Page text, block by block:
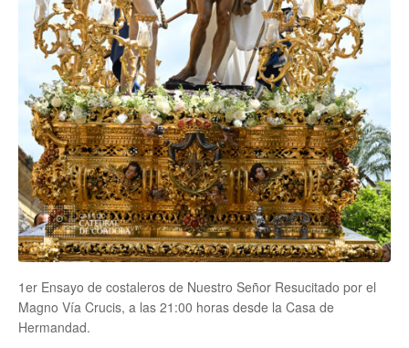
1er Ensayo de costaleros de Nuestro Señor Resucitado por el
Magno Vía Crucis, a las 21:00 horas desde la Casa de
Hermandad.